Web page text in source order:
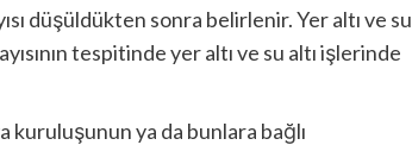
düşüldükten sonra belirlenir. Yer altı ve su
tespitinde yer altı ve su altı işlerinde
ya da bunlara bağlı